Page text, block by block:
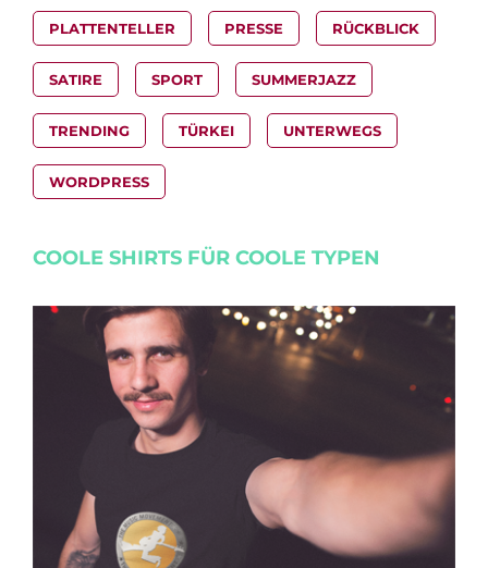
PLATTENTELLER PRESSE RÜCKBLICK
SATIRE SPORT SUMMERJAZZ
TRENDING TÜRKEI UNTERWEGS
WORDPRESS
COOLE SHIRTS FÜR COOLE TYPEN